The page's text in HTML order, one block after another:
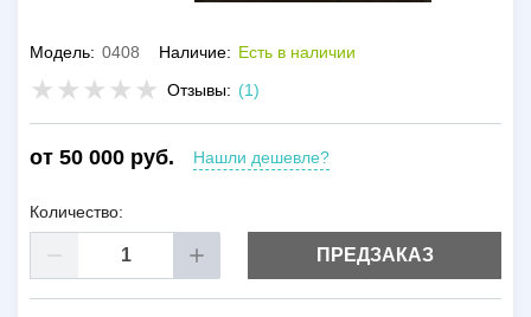
Модель: 0408 Наличие: Есть в наличии
Отзывы: (1)
от 50 000 руб. Нашли дешевле?
Количество:
ПРЕДЗАКАЗ